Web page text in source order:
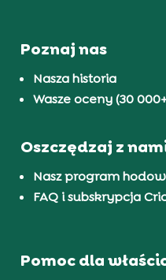
Poznaj nas
Nasza historia
Wasze oceny (30
Oszczędzaj z
Nasz program
FAQ i subskrypcja
Pomoc dla